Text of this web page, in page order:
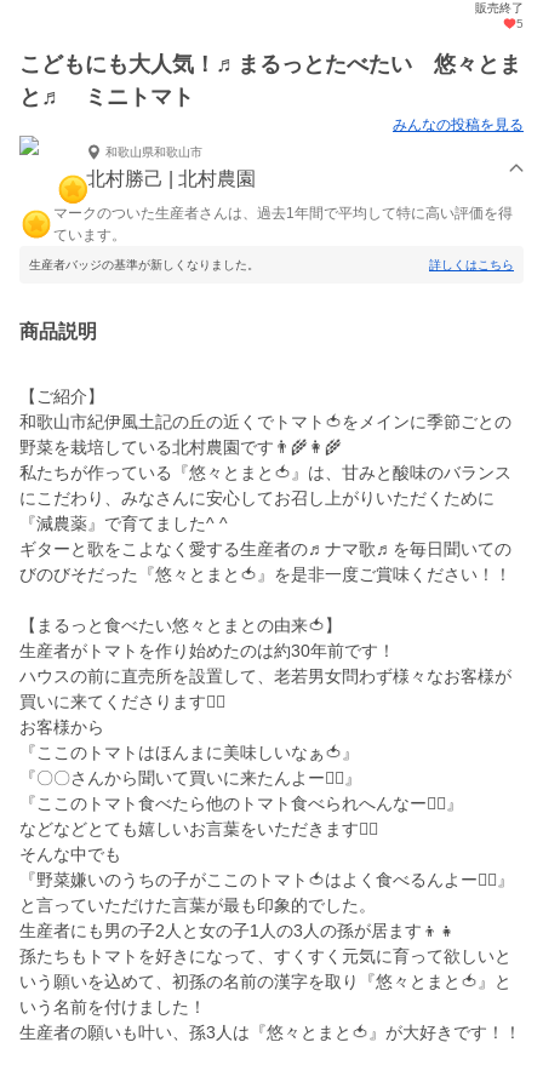
販売終了
5
こどもにも大人気！♬まるっとたべたい 悠々とま
と♬ ミニトマト
みんなの投稿を見る
和歌山県和歌山市
北村勝己 | 北村農園
マークのついた生産者さんは、過去1年間で平均して特に高い評価を得
ています。
生産者バッジの基準が新しくなりました。 詳しくはこちら
商品説明
【ご紹介】
和歌山市紀伊風土記の丘の近くでトマト🍅をメインに季節ごとの
野菜を栽培している北村農園です👨‍🌾👩‍🌾
私たちが作っている『悠々とまと🍅』は、甘みと酸味のバランス
にこだわり、みなさんに安心してお召し上がりいただくために
『減農薬』で育てました^ ^
ギターと歌をこよなく愛する生産者の♬ナマ歌♬を毎日聞いての
びのびそだった『悠々とまと🍅』を是非一度ご賞味ください！！
【まるっと食べたい悠々とまとの由来🍅】
生産者がトマトを作り始めたのは約30年前です！
ハウスの前に直売所を設置して、老若男女問わず様々なお客様が
買いに来てくださります🙇‍♂️
お客様から
『ここのトマトはほんまに美味しいなぁ🍅』
『〇〇さんから聞いて買いに来たんよー🙍‍♀️』
『ここのトマト食べたら他のトマト食べられへんなー👱‍♂️』
などなどとても嬉しいお言葉をいただきます🙇‍♂️
そんな中でも
『野菜嫌いのうちの子がここのトマト🍅はよく食べるんよー🙍‍♀️』
と言っていただけた言葉が最も印象的でした。
生産者にも男の子2人と女の子1人の3人の孫が居ます👦👧
孫たちもトマトを好きになって、すくすく元気に育って欲しいと
いう願いを込めて、初孫の名前の漢字を取り『悠々とまと🍅』と
いう名前を付けました！
生産者の願いも叶い、孫3人は『悠々とまと🍅』が大好きです！！